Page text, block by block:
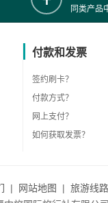
同类产品
付款和发票
签约刷卡？
付款方式？
网上支付？
如何获取发票？
| 网站地图 | 旅游线路